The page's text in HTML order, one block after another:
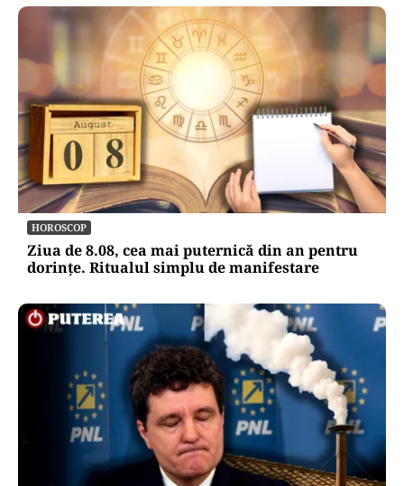
HOROSCOP
Ziua de 8.08, cea mai puternică din an pentru
dorințe. Ritualul simplu de manifestare